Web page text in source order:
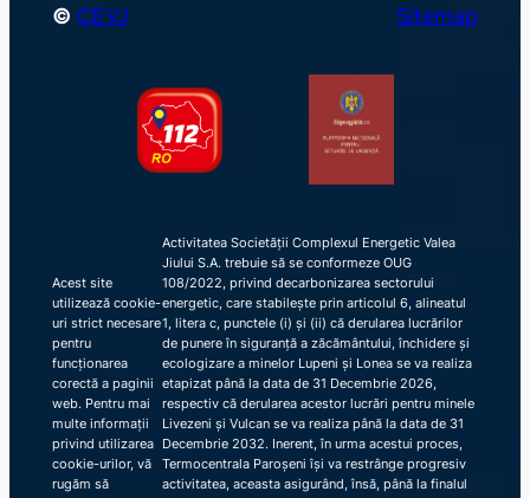
© CEVJ Sitemap
Acest site
utilizează cookie-
uri strict necesare
pentru
funcționarea
corectă a paginii
web. Pentru mai
multe informații
privind utilizarea
cookie-urilor, vă
rugăm să
Activitatea Societății Complexul Energetic Valea
Jiului S.A. trebuie să se conformeze OUG
108/2022, privind decarbonizarea sectorului
energetic, care stabilește prin articolul 6, alineatul
1, litera c, punctele (i) și (ii) că derularea lucrărilor
de punere în siguranță a zăcământului, închidere și
ecologizare a minelor Lupeni și Lonea se va realiza
etapizat până la data de 31 Decembrie 2026,
respectiv că derularea acestor lucrări pentru minele
Livezeni și Vulcan se va realiza până la data de 31
Decembrie 2032. Inerent, în urma acestui proces,
Termocentrala Paroșeni își va restrânge progresiv
activitatea, aceasta asigurând, însă, până la finalul